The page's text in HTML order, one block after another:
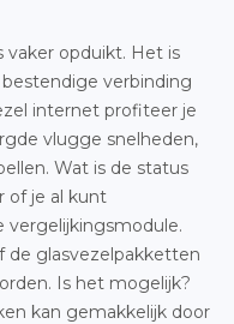
vaker opduikt. Het is
verbinding
internet profiteer je
vlugge snelheden,
Wat is de status
of je al kunt
vergelijkingsmodule.
de glasvezelpakketten
Is het mogelijk?
kan gemakkelijk door